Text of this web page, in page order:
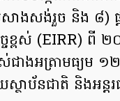
ាងសង់រួច និង ៨)
ខ្ពស់ (EIRR) ពី
ជាងអត្រាមធ្យម ១
ាប័នជាតិ និងអន្តរ